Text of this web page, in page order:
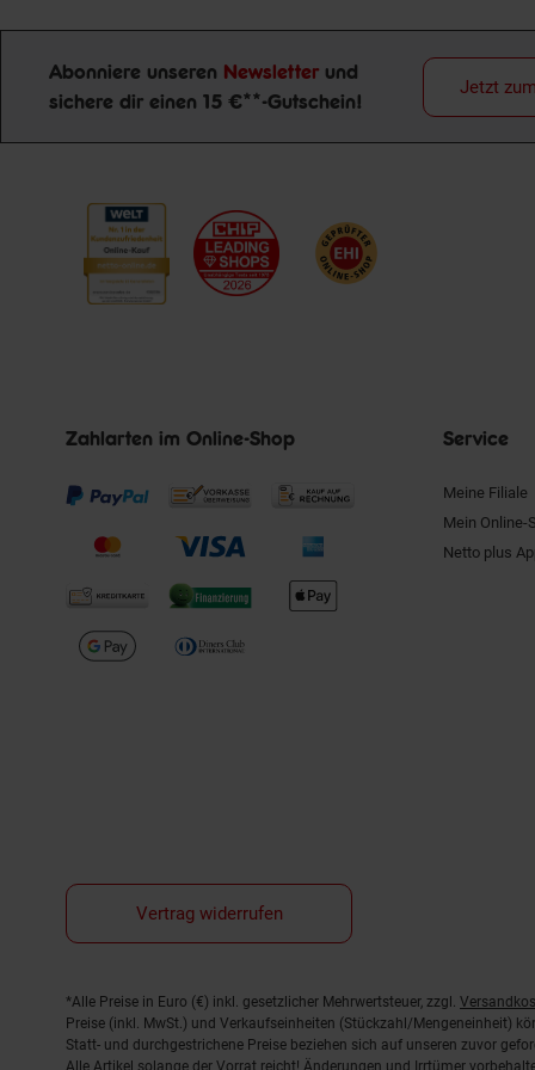
Newsletter Anmeldung
Abonniere unseren Newsletter und
sichere dir einen 15 €**-Gutschein!
Jetzt
Zahlarten im Online-Shop Service
Meine Filiale
Mein Online-
Netto plus
Vertrag widerrufen
Fußnoten
*Alle Preise in Euro (€) inkl. gesetzlicher Mehrwertsteuer, zzgl.
Preise (inkl. MwSt.) und Verkaufseinheiten (Stückzahl/Mengeneinheit)
Statt- und durchgestrichene Preise beziehen sich auf unseren zuvor
Alle Artikel solange der Vorrat reicht! Änderungen und Irrtümer